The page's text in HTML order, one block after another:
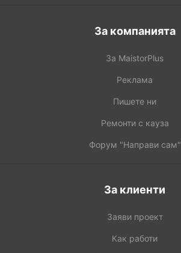
За компанията
За MaistorPlus
Реклама
Пишете ни
Ремонти с кауза
Форум "Направи сам"
За клиенти
Заяви проект
Как работи